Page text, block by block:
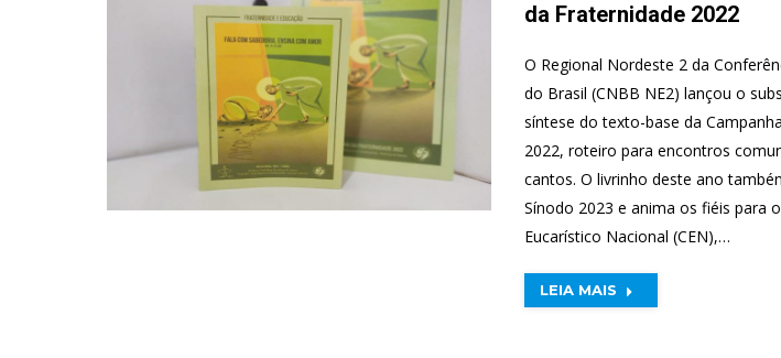
da Fraternidade 2022
O Regional Nordeste 2 da
do Brasil (CNBB NE2) lançou o
síntese do texto-base da
2022, roteiro para encontros
cantos. O livrinho deste ano
Sínodo 2023 e anima os fiéis para
Eucarístico Nacional (CEN),…
LEIA MAIS